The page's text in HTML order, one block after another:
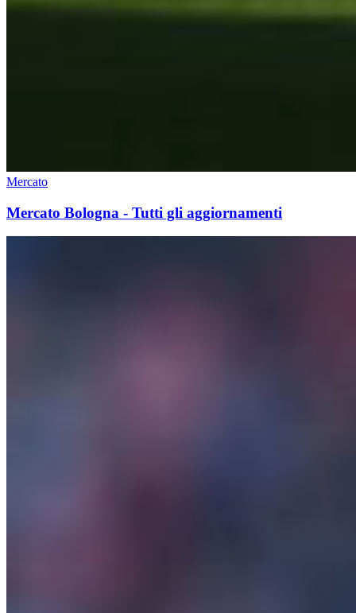
Mercato
Mercato Bologna - Tutti gli aggiornamenti